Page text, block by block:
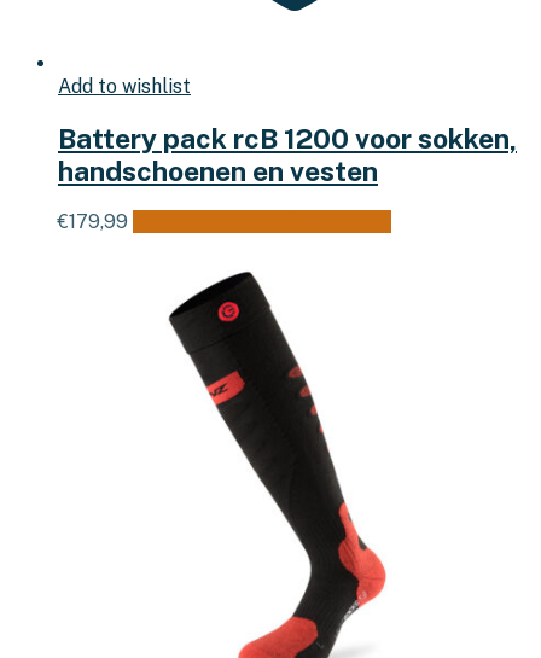
Add to wishlist
Battery pack rcB 1200 voor sokken,
handschoenen en vesten
€179,99